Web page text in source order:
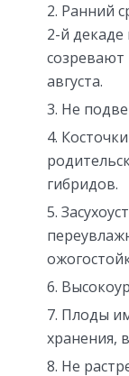
Ранний
2-й декаде
августа.
Не
гибридов.
Плоды
хранения,
Не